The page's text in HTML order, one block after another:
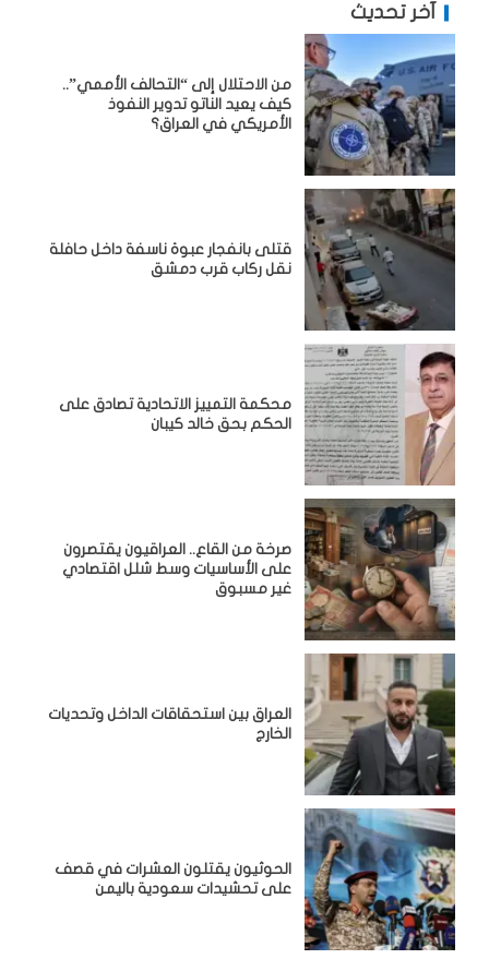
آخر تحديث
من الاحتلال إلى “التحالف الأممي”..
كيف يعيد الناتو تدوير النفوذ
الأمريكي في العراق؟
قتلى بانفجار عبوة ناسفة داخل حافلة
نقل ركاب قرب دمشق
محكمة التمييز الاتحادية تصادق على
الحكم بحق خالد كيبان
صرخة من القاع.. العراقيون يقتصرون
على الأساسيات وسط شلل اقتصادي
غير مسبوق
‏العراق بين استحقاقات الداخل وتحديات
الخارج
الحوثيون يقتلون العشرات في قصف
على تحشيدات سعودية باليمن